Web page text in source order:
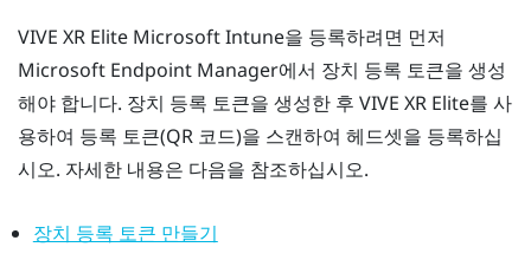
VIVE XR Elite Microsoft Intune을 등록하려면 먼저
Microsoft Endpoint Manager에서 장치 등록 토큰을 생성
해야 합니다. 장치 등록 토큰을 생성한 후 VIVE XR Elite를 사
용하여 등록 토큰(QR 코드)을 스캔하여 헤드셋을 등록하십
시오. 자세한 내용은 다음을 참조하십시오.
장치 등록 토큰 만들기